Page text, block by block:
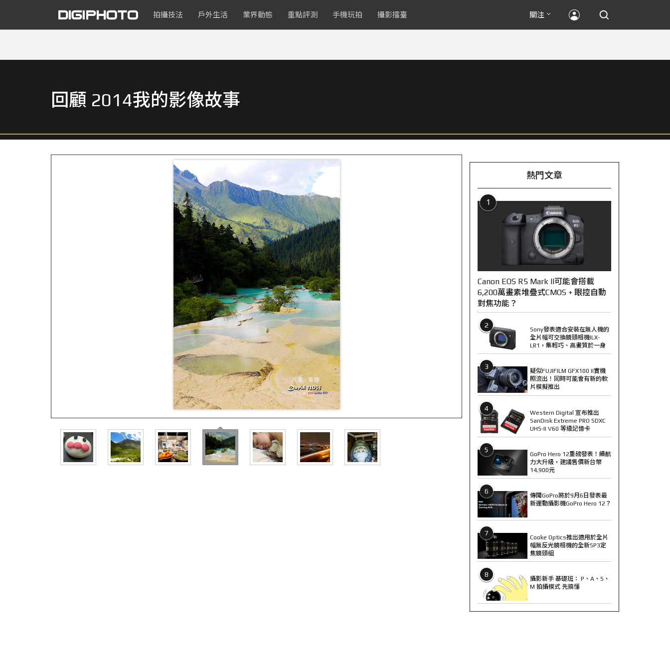
拍攝技法 戶外生活 業界動態 重點評測 手機玩拍 攝影擂臺 關注
回顧 2014我的影像故事
熱門文章
1
Canon EOS R5 Mark II可能會搭載
6,200萬畫素堆疊式CMOS + 眼控自動
對焦功能？
2
Sony發表適合安裝在無人機的
全片幅可交換鏡頭相機ILX-
LR1，集輕巧、高畫質於一身
3
疑似FUJIFILM GFX100 II實機
照流出！同時可能會有新的軟
片模擬推出
4
Western Digital 宣布推出
SanDisk Extreme PRO SDXC
UHS-II V60 等級記憶卡
5
GoPro Hero 12重磅發表！續航
力大升級，建議售價新台幣
14,900元
6
傳聞GoPro將於9月6日發表最
新運動攝影機GoPro Hero 12？
7
Cooke Optics推出適用於全片
幅無反光鏡相機的全新SP3定
焦鏡頭組
8
攝影新手 基礎班： P、A、S、
M 拍攝模式 先搞懂